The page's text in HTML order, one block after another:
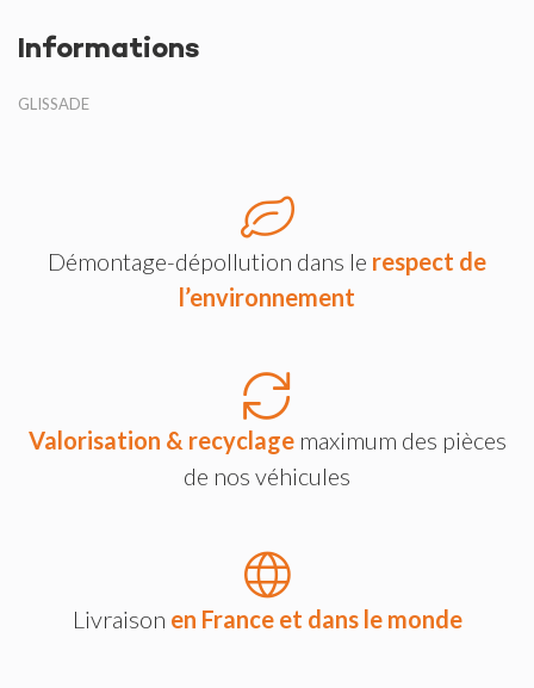
Informations
GLISSADE
Démontage-dépollution dans le respect de
l’environnement
Valorisation & recyclagemaximum des pièces
de nos véhicules
Livraison en France et dans le monde